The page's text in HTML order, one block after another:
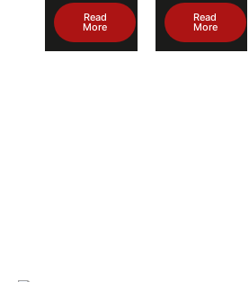
Read
More
Read
More